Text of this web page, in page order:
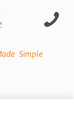
Simple